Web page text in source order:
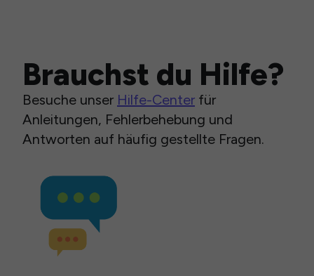
Brauchst du Hilfe?
Besuche unser Hilfe-Center für
Anleitungen, Fehlerbehebung und
Antworten auf häufig gestellte Fragen.